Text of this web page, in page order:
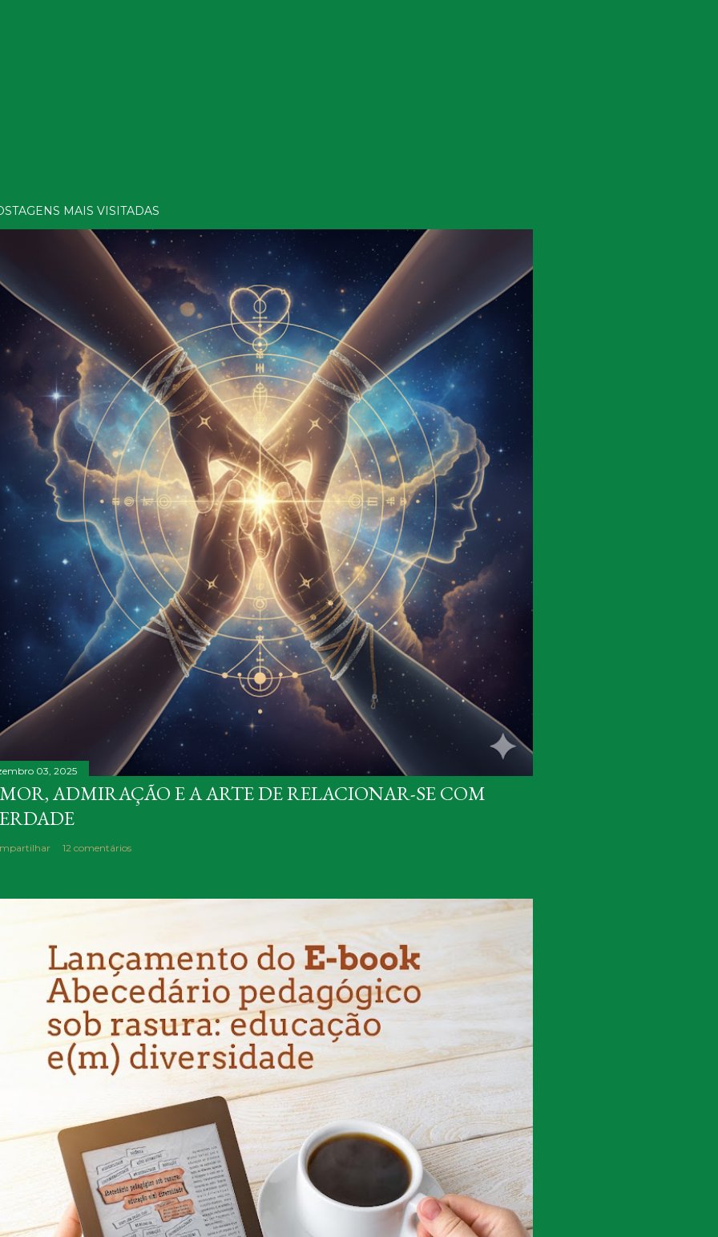
MAIS VISITADAS
03, 2025
ADMIRAÇÃO E A ARTE DE RELACIONAR-SE COM
12 comentários